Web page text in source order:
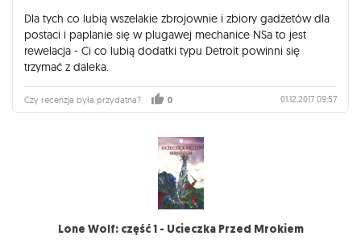
Dla tych co lubią wszelakie zbrojownie i zbiory gadżetów dla
postaci i paplanie się w plugawej mechanice NSa to jest
rewelacja - Ci co lubią dodatki typu Detroit powinni się
trzymać z daleka.
Czy recenzja była przydatna? 0 01.12.2017 09:57
Lone Wolf: część 1 - Ucieczka Przed Mrokiem